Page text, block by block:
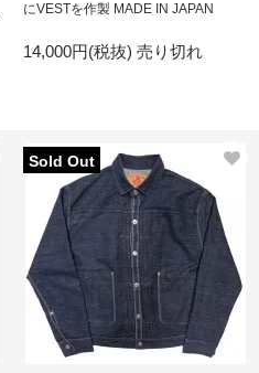
にVESTを作製 MADE IN JAPAN
14,000円(税抜) 売り切れ
Sold Out